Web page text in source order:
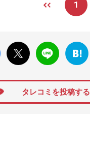
1
X ポス
ト
LINE
はてな
ブック
マーク
タレコミを投稿する